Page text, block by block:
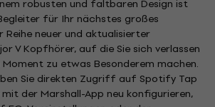
robusten und faltbaren Design ist
für Ihr nächstes großes
Reihe neuer und aktualisierter
V Kopfhörer, auf die Sie sich verlassen
Moment zu etwas Besonderem machen.
Sie direkten Zugriff auf Spotify Tap
mit der Marshall-App neu konfigurieren,